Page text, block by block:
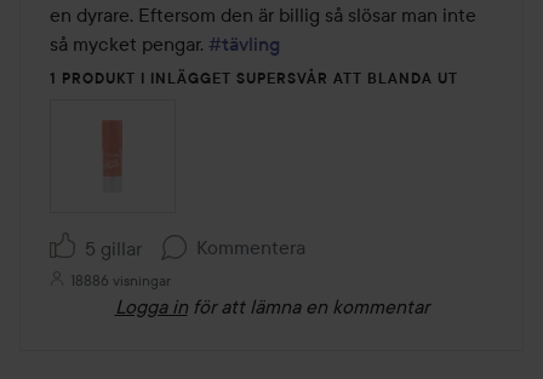
en dyrare. Eftersom den är billig så slösar man inte
så mycket pengar. #tävling
1 PRODUKT I INLÄGGET SUPERSVÅR ATT BLANDA UT
5 gillar Kommentera
18886 visningar
Logga in för att lämna en kommentar